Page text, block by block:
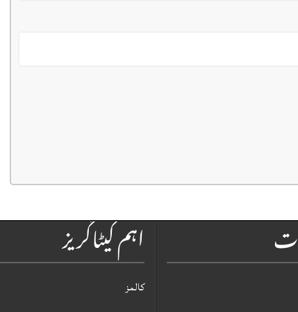
اہم کیٹاگریز
کالمز